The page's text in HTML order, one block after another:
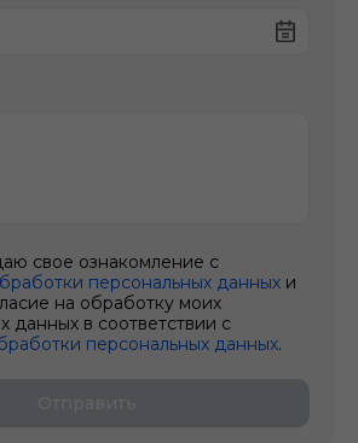
свое ознакомление с
персональных данных и
на обработку моих
данных в соответствии с
персональных данных.